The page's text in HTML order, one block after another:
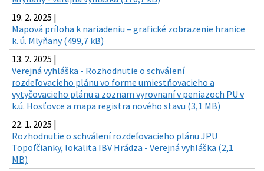
19. 2. 2025 |
Mapová príloha k nariadeniu – grafické zobrazenie hranice
k. ú. Mlyňany (499,7 kB)
13. 2. 2025 |
Verejná vyhláška - Rozhodnutie o schválení
rozdeľovacieho plánu vo forme umiestňovacieho a
vytyčovacieho plánu a zoznam vyrovnaní v peniazoch PU v
k.ú. Hosťovce a mapa registra nového stavu (3,1 MB)
22. 1. 2025 |
Rozhodnutie o schválení rozdeľovacieho plánu JPU
Topoľčianky, lokalita IBV Hrádza - Verejná vyhláška (2,1
MB)